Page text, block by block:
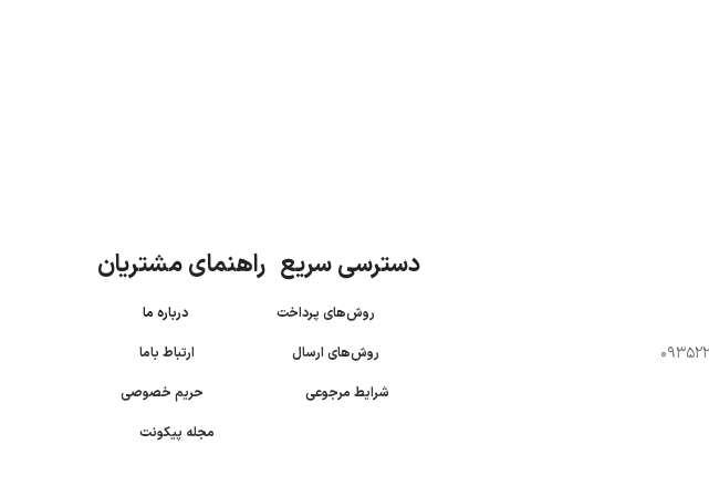
دسترسی سریع راهنمای مشتریان
روش‌های پرداختدرباره ما
روش‌های ارسال
ارتباط باما
شرایط مرجوعی
حریم خصوصی
مجله پیکونت